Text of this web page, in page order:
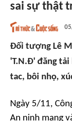
sai sự thật
Đối tượng Lê
'T.N.Đ' đăng
tac, bôi nhọ,
Ngày 5/11,
An ninh mạng